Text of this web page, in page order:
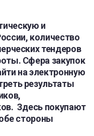
и
количество
тендеров
Сфера закупок
на электронную
результаты
Здесь покупают
стороны